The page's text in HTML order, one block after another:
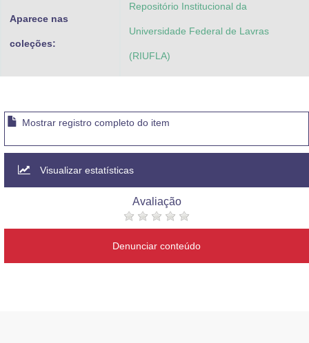
Aparece nas
coleções:
Repositório Institucional da
Universidade Federal de Lavras
(RIUFLA)
Mostrar registro completo do item
Visualizar estatísticas
Avaliação
Denunciar conteúdo